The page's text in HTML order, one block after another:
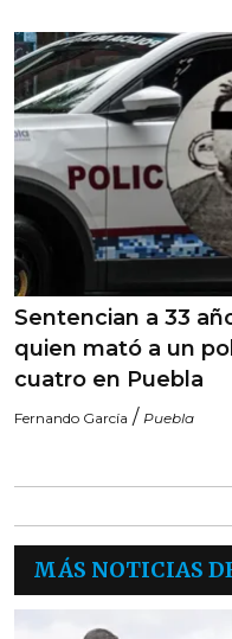
Sentencian a 33
quien mató a un
cuatro en Puebla
Fernando García / Puebla
MÁS NOTICIAS